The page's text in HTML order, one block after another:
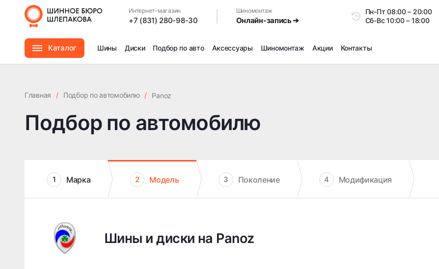
Интернет-магазин
+7 (831) 280-98-30
Шиномонтаж
Онлайн-запись ➔
Пн-Пт08:00 – 20:00
Сб-Вс10:00 – 18:00
Каталог
Автомасла
Шины Диски Подбор по авто Аксессуары Шиномонтаж
Сезонное хранение
Правка дисков
Доп услуги на Шиномонтаже
Дошиповка, Ошиповка, Перешиповка зимней резины
Шумоизоляция покрышек
Акции Контакты
Главная / Подбор по автомобилю / Panoz
Подбор по автомобилю
1 Марка 2 Модель 3 Поколение 4 Модификация
Шины и диски на Panoz